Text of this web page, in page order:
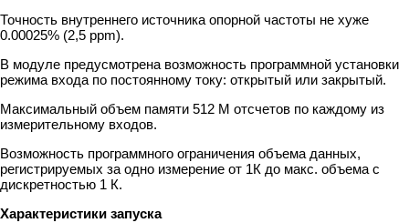
Точность внутреннего источника опорной частоты не хуже
0.00025% (2,5 ppm).
В модуле предусмотрена возможность программной установки
режима входа по постоянному току: открытый или закрытый.
Максимальный объем памяти 512 М отсчетов по каждому из
измерительному входов.
Возможность программного ограничения объема данных,
регистрируемых за одно измерение от 1К до макс. объема с
дискретностью 1 К.
Характеристики запуска